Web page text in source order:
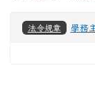
法令規章 學務